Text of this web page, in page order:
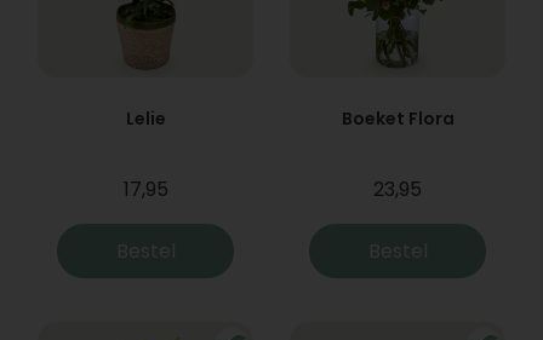
Lelie
17,95
Bestel
Boeket Flora
23,95
Bestel